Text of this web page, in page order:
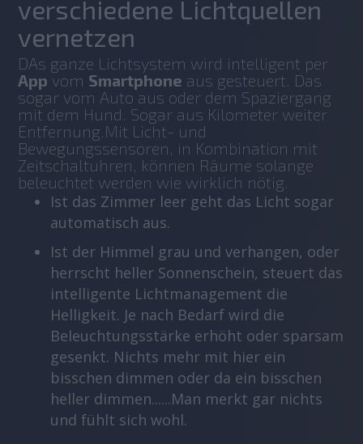
verschiedene Lichtquellen
vernetzen
DAs ganze Lichtsystem wird intelligent per
App vom Smartphone aus gesteuert. Das
sogar vom Auto aus oder dem Spaziergang
mit dem Hund. Sogar aus Kilometer weiter
Entfernung.Mit Licht- und
Bewegungssensoren, in Kombination mit
Zeitschaltuhren, können Räume solange
beleuchtet werden wie wirklich nötig.
Ist das Zimmer leer geht das Licht sogar
automatisch aus.
Ist der Himmel grau und verhangen, oder
herrscht heller Sonnenschein, steuert das
intelligente Lichtmanagement die
Helligkeit. Je nach Bedarf wird die
Beleuchtungsstärke erhöht oder sparsam
gesenkt. Nichts mehr mit hier ein
bisschen dimmen oder da ein bisschen
heller dimmen......Man merkt gar nichts
und fühlt sich wohl.